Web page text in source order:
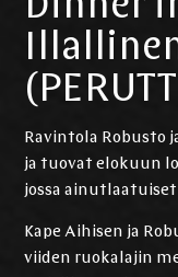
Ravintola Robusto
ja tuovat elokuun
jossa
Kape Aihisen ja
viiden ruokalajin